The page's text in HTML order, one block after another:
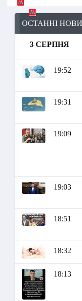
ОСТАННІ
3 СЕРПНЯ
19:52
19:31
19:09
19:03
18:51
18:32
18:13